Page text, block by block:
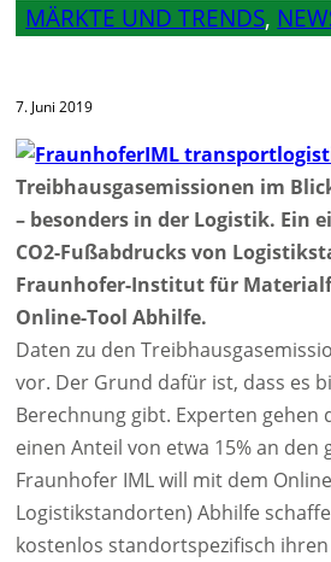
MÄRKTE UND TRENDS,
7. Juni 2019
Treibhausgasemissionen im
– besonders in der Logistik. Ein
CO2-Fußabdrucks von
Fraunhofer-Institut für
Online-Tool Abhilfe.
Daten zu den
vor. Der Grund dafür ist, dass es
Berechnung gibt. Experten
einen Anteil von etwa 15% an
Fraunhofer IML will mit dem
Logistikstandorten) Abhilfe
kostenlos standortspezifisch